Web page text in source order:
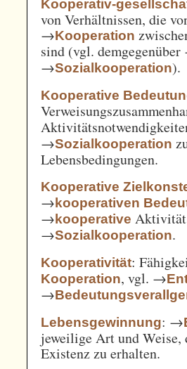
Kooperativ-
von Verhältnissen, die
→Kooperation
sind (vgl.
→Sozialkooperation).
Kooperative
→Sozialkooperation
Lebensbedingungen.
Kooperative
→kooperativen
→kooperative
→Sozialkooperation.
Kooperativität:
Kooperation, vgl. →
→
Lebensgewinnung: →
jeweilige Art und
Existenz zu erhalten.